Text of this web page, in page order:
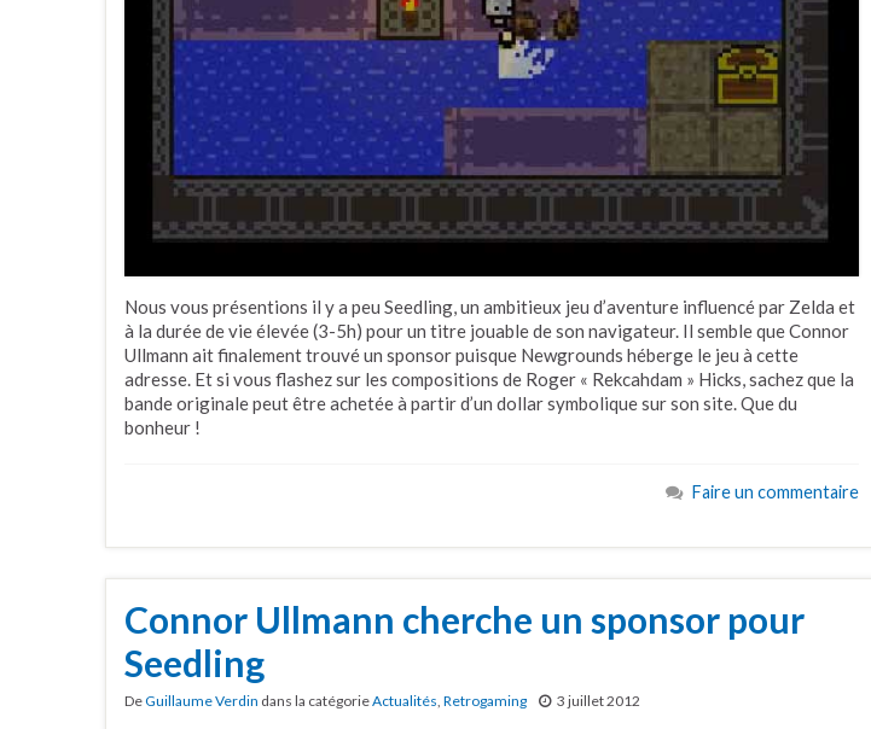
Nous vous présentions il y a peu Seedling, un ambitieux jeu d’aventure influencé par Zelda et
à la durée de vie élevée (3-5h) pour un titre jouable de son navigateur. Il semble que Connor
Ullmann ait finalement trouvé un sponsor puisque Newgrounds héberge le jeu à cette
adresse. Et si vous flashez sur les compositions de Roger « Rekcahdam » Hicks, sachez que la
bande originale peut être achetée à partir d’un dollar symbolique sur son site. Que du
bonheur !
Faire un commentaire
Connor Ullmann cherche un sponsor pour
Seedling
DeGuillaume Verdin dans la catégorieActualités Retrogaming 3 juillet 2012